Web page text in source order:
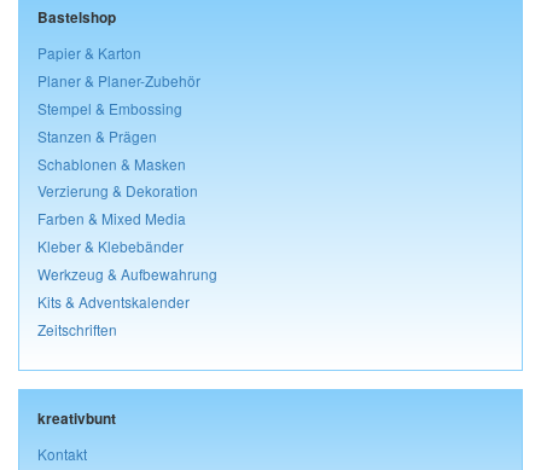
Bastelshop
Papier & Karton
Planer & Planer-Zubehör
Stempel & Embossing
Stanzen & Prägen
Schablonen & Masken
Verzierung & Dekoration
Farben & Mixed Media
Kleber & Klebebänder
Werkzeug & Aufbewahrung
Kits & Adventskalender
Zeitschriften
kreativbunt
Kontakt